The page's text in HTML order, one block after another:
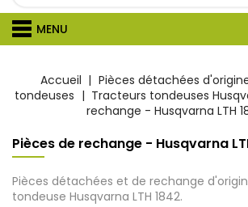
MENU
Accueil Pièces détachées
tondeuses
Tracteurs tondeuses
rechange - Husqvarna LTH
Pièces de rechange - Husqvarna
Pièces détachées et de rechange
tondeuse Husqvarna LTH 1842.